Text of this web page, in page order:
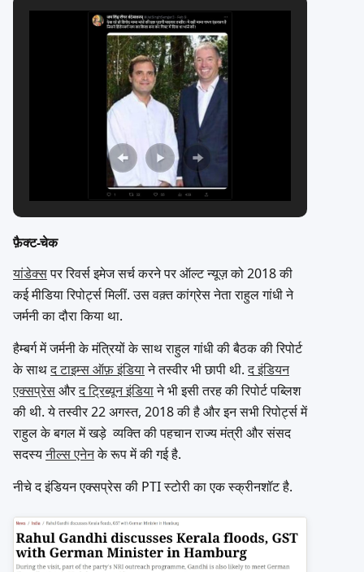
फ़ैक्ट-चेक
यांडेक्सपर रिवर्स इमेज सर्च करने पर ऑल्ट न्यूज़ को 2018 की
कई मीडिया रिपोर्ट्स मिलीं. उस वक़्त कांग्रेस नेता राहुल गांधी ने
जर्मनी का दौरा किया था.
हैम्बर्ग में जर्मनी के मंत्रियों के साथ राहुल गांधी की बैठक की रिपोर्ट
के साथद टाइम्स ऑफ़ इंडियाने तस्वीर भी छापी थी.द इंडियन
एक्सप्रेसऔरद ट्रिब्यून इंडियाने भी इसी तरह की रिपोर्ट पब्लिश
की थी. ये तस्वीर 22 अगस्त, 2018 की है और इन सभी रिपोर्ट्स में
राहुल के बगल में खड़े व्यक्ति की पहचान राज्य मंत्री और संसद
सदस्यनील्स एनेनके रूप में की गई है.
नीचे द इंडियन एक्सप्रेस की PTI स्टोरी का एक स्क्रीनशॉट है.